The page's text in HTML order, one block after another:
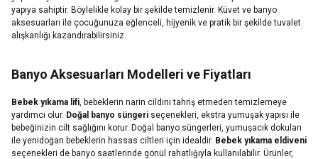
yapıya sahiptir. Böylelikle kolay bir şekilde temizlenir. Küvet ve banyo
aksesuarları ile çocuğunuza eğlenceli, hijyenik ve pratik bir şekilde tuvalet
alışkanlığı kazandırabilirsiniz.
Banyo Aksesuarları Modelleri ve Fiyatları
Bebek yıkama lifi, bebeklerin narin cildini tahriş etmeden temizlemeye
yardımcı olur. Doğal banyo süngeri seçenekleri, ekstra yumuşak yapısı ile
bebeğinizin cilt sağlığını korur. Doğal banyo süngerleri, yumuşacık dokuları
ile yenidoğan bebeklerin hassas ciltleri için idealdir. Bebek yıkama eldiveni
seçenekleri de banyo saatlerinde gönül rahatlığıyla kullanılabilir. Ürünler,